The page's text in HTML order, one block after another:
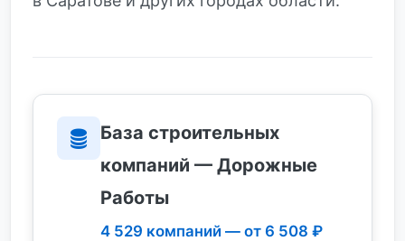
База строительных
компаний — Дорожные
Работы
4 529 компаний — от 6 508 ₽